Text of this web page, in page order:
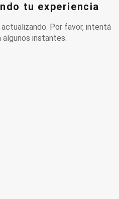
tu experiencia
Por favor, intentá
algunos instantes.